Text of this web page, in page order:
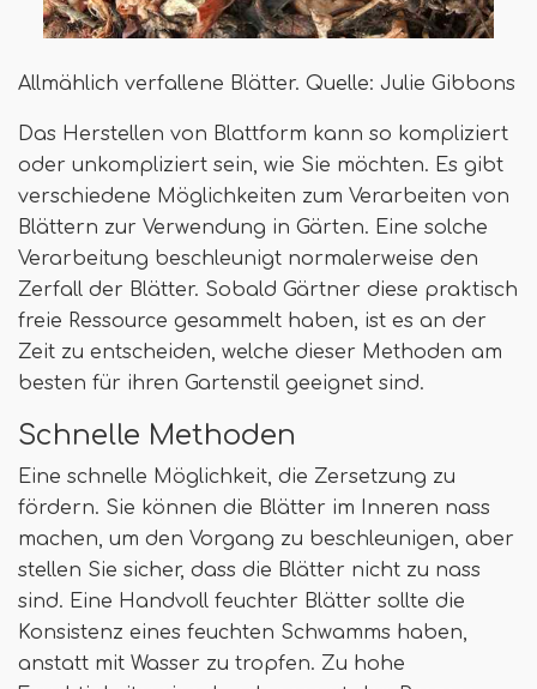
Allmählich verfallene Blätter. Quelle: Julie Gibbons
Das Herstellen von Blattform kann so kompliziert
oder unkompliziert sein, wie Sie möchten. Es gibt
verschiedene Möglichkeiten zum Verarbeiten von
Blättern zur Verwendung in Gärten. Eine solche
Verarbeitung beschleunigt normalerweise den
Zerfall der Blätter. Sobald Gärtner diese praktisch
freie Ressource gesammelt haben, ist es an der
Zeit zu entscheiden, welche dieser Methoden am
besten für ihren Gartenstil geeignet sind.
Schnelle Methoden
Eine schnelle Möglichkeit, die Zersetzung zu
fördern. Sie können die Blätter im Inneren nass
machen, um den Vorgang zu beschleunigen, aber
stellen Sie sicher, dass die Blätter nicht zu nass
sind. Eine Handvoll feuchter Blätter sollte die
Konsistenz eines feuchten Schwamms haben,
anstatt mit Wasser zu tropfen. Zu hohe